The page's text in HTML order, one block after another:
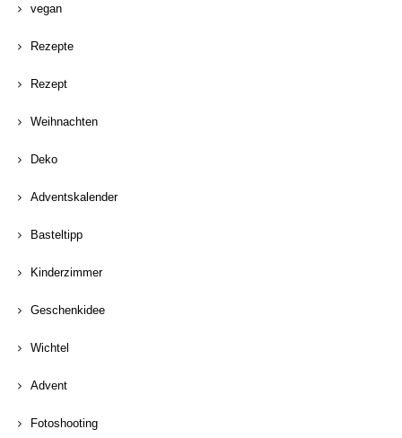
vegan
Rezepte
Rezept
Weihnachten
Deko
Adventskalender
Basteltipp
Kinderzimmer
Geschenkidee
Wichtel
Advent
Fotoshooting